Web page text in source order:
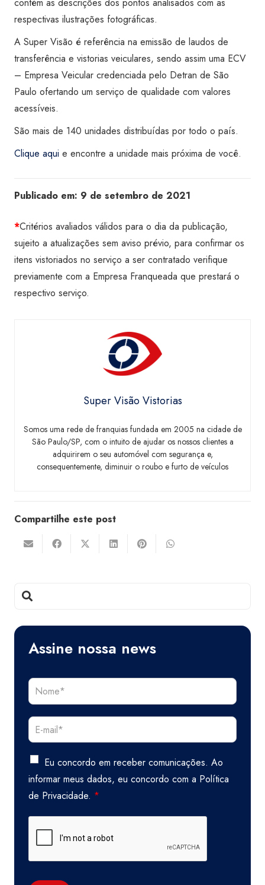
respectivas ilustrações fotográficas.
A Super Visão é referência na emissão de laudos de
transferência e vistorias veiculares, sendo assim uma ECV
– Empresa Veicular credenciada pelo Detran de São
Paulo ofertando um serviço de qualidade com valores
acessíveis.
São mais de 140 unidades distribuídas por todo o país.
Clique aqui e encontre a unidade mais próxima de você.
Publicado em: 9 de setembro de 2021
*Critérios avaliados válidos para o dia da publicação,
sujeito a atualizações sem aviso prévio, para confirmar os
itens vistoriados no serviço a ser contratado verifique
previamente com a Empresa Franqueada que prestará o
respectivo serviço.
Super Visão Vistorias
Somos uma rede de franquias fundada em 2005 na cidade de
São Paulo/SP, com o intuito de ajudar os nossos clientes a
adquirirem o seu automóvel com segurança e,
consequentemente, diminuir o roubo e furto de veículos
Compartilhe este post
Assine nossa news
Eu concordo em receber comunicações. Ao
informar meus dados, eu concordo com a Política
de Privacidade. *